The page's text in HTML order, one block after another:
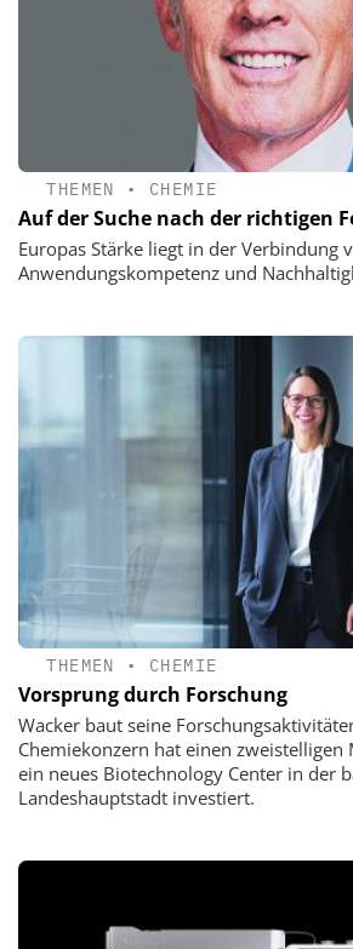
THEMEN • CHEMIE
Auf der Suche nach der richtigen
Europas Stärke liegt in der Verbindung
Anwendungskompetenz und
THEMEN • CHEMIE
Vorsprung durch Forschung
Wacker baut seine
Chemiekonzern hat einen
ein neues Biotechnology Center in der
Landeshauptstadt investiert.